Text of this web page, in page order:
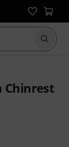
Börja
Chinrest